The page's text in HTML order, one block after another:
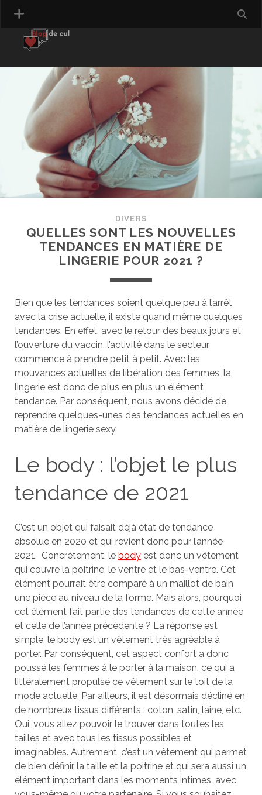
DIVERS
QUELLES SONT LES NOUVELLES
TENDANCES EN MATIÈRE DE
LINGERIE POUR 2021 ?
Bien que les tendances soient quelque peu à l’arrêt
avec la crise actuelle, il existe quand même quelques
tendances. En effet, avec le retour des beaux jours et
l’ouverture du vaccin, l’activité dans le secteur
commence à prendre petit à petit. Avec les
mouvances actuelles de libération des femmes, la
lingerie est donc de plus en plus un élément
tendance. Par conséquent, nous avons décidé de
reprendre quelques-unes des tendances actuelles en
matière de lingerie sexy.
Le body : l’objet le plus
tendance de 2021
C’est un objet qui faisait déjà état de tendance
absolue en 2020 et qui revient donc pour l’année
2021. Concrètement, le bodyest donc un vêtement
qui couvre la poitrine, le ventre et le bas-ventre. Cet
élément pourrait être comparé à un maillot de bain
une pièce au niveau de la forme. Mais alors, pourquoi
cet élément fait partie des tendances de cette année
et celle de l’année précédente ? La réponse est
simple, le body est un vêtement très agréable à
porter. Par conséquent, cet aspect confort a donc
poussé les femmes à le porter à la maison, ce qui a
littéralement propulsé ce vêtement sur le toit de la
mode actuelle. Par ailleurs, il est désormais décliné en
de nombreux tissus différents : coton, satin, laine, etc.
Oui, vous allez pouvoir le trouver dans toutes les
tailles et avec tous les tissus possibles et
imaginables. Autrement, c’est un vêtement qui permet
de bien définir la taille et la poitrine et qui sera aussi un
élément important dans les moments intimes, avec